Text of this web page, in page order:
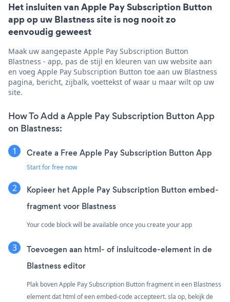
Het insluiten van Apple Pay Subscription Button
app op uw Blastness site is nog nooit zo
eenvoudig geweest
Maak uw aangepaste Apple Pay Subscription Button
Blastness - app, pas de stijl en kleuren van uw website aan
en voeg Apple Pay Subscription Button toe aan uw Blastness
pagina, bericht, zijbalk, voettekst of waar u maar wilt op uw
site.
How To Add a Apple Pay Subscription Button App
on Blastness:
Create a Free Apple Pay Subscription Button App
Start for free now
Kopieer het Apple Pay Subscription Button embed-
fragment voor Blastness
Your code block will be available once you create your app
Toevoegen aan html- of insluitcode-element in de
Blastness editor
Plak boven Apple Pay Subscription Button fragment in een Blastness
element dat html of een embed-code accepteert. sla op, bekijk de